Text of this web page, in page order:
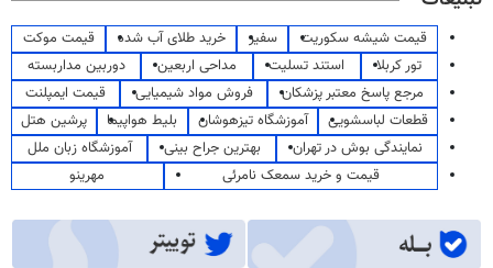
قیمت شیشه سکوریت سفیر خرید طلای آب شده
قیمت موکت
تور کربلا
استند تسلیت مداحی اربعین
دوربین مداربسته
مرجع پاسخ معتبر پزشکان
فروش مواد شیمیایی
قیمت ایمپلنت
قطعات لباسشویی
آموزشگاه تیزهوشان بلیط هواپیما
پرشین هتل
نمایندگی بوش در تهران
بهترین جراح بینی
آموزشگاه زبان ملل
قیمت و خرید سمعک نامرئی
مهرینو